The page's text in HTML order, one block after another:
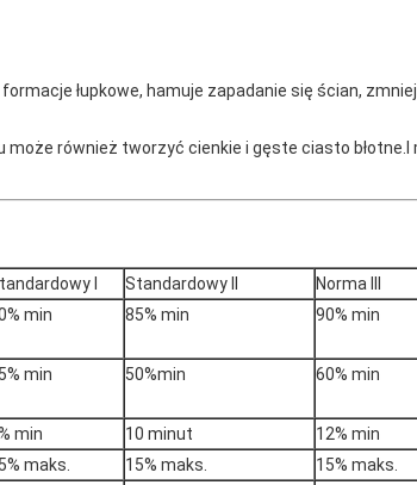
łupkowe, hamuje zapadanie się ścian,
również tworzyć cienkie i gęste ciasto
I Standardowy II
Norma III
min 85% min 90% min
min 50%min 60% min
min 10 minut
12% min
maks. 15% maks.
15% maks.